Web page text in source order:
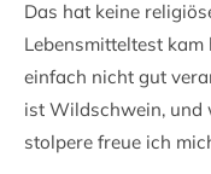
Das hat keine
Lebensmitteltest
einfach nicht gut
ist Wildschwein, und
stolpere freue ich